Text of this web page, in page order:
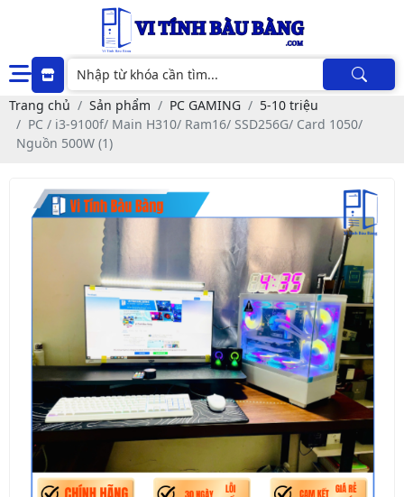
Trang chủ Sản phẩm PC GAMING
5-10 triệu
PC / i3-9100f/ Main H310/ Ram16/ SSD256G/ Card 1050/
Nguồn 500W (1)